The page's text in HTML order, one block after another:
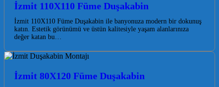
İzmit 110X110 Füme Duşakabin
İzmit 110X110 Füme Duşakabin ile banyonuza modern bir dokunuş
katın. Estetik görünümü ve üstün kalitesiyle yaşam alanlarınıza
değer katan bu…
İzmit 80X120 Füme Duşakabin